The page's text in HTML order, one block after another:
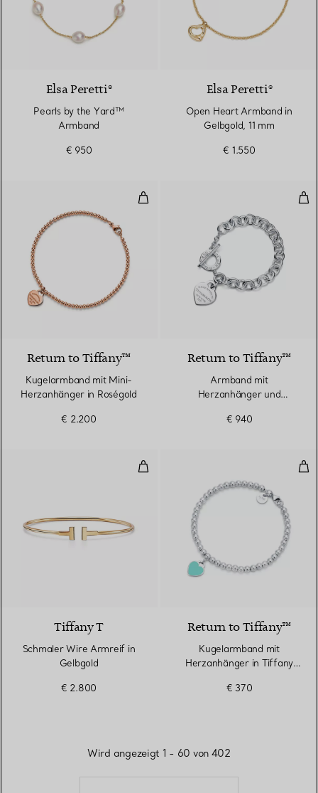
Elsa Peretti®
Pearls by the Yard™
Armband
€ 950
Elsa Peretti®
Open Heart Armband in
Gelbgold, 11 mm
€ 1.550
Kugelarmband mit Mini-
Return to Tiffany™
Kugelarmband mit Mini-
Herzanhänger in Roségold
€ 2.200
Return to Tiffany™
Armband​ mit
Herzanhänger und
€ 940
Schmaler Wire Armreif in
Tiffany T
Schmaler Wire Armreif in
Gelbgold
€ 2.800
Return to Tiffany™
Kugelarmband mit
Herzanhänger in Tiffany
€ 370
Wird angezeigt 1 - 60 von 402